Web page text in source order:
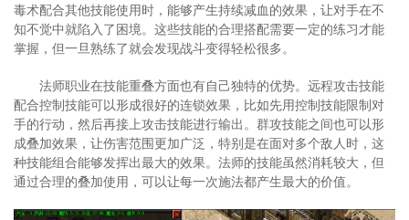
毒术配合其他技能使用时，能够产生持续减血的效果，让对手在不
知不觉中就陷入了困境。这些技能的合理搭配需要一定的练习才能
掌握，但一旦熟练了就会发现战斗变得轻松很多。
法师职业在技能重叠方面也有自己独特的优势。远程攻击技能
配合控制技能可以形成很好的连锁效果，比如先用控制技能限制对
手的行动，然后再接上攻击技能进行输出。群攻技能之间也可以形
成叠加效果，让伤害范围更加广泛，特别是在面对多个敌人时，这
种技能组合能够发挥出最大的效果。法师的技能虽然消耗较大，但
通过合理的叠加使用，可以让每一次施法都产生最大的价值。